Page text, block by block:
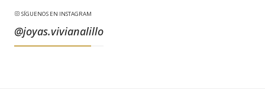
SÍGUENOS EN INSTAGRAM
@joyas.vivianalillo